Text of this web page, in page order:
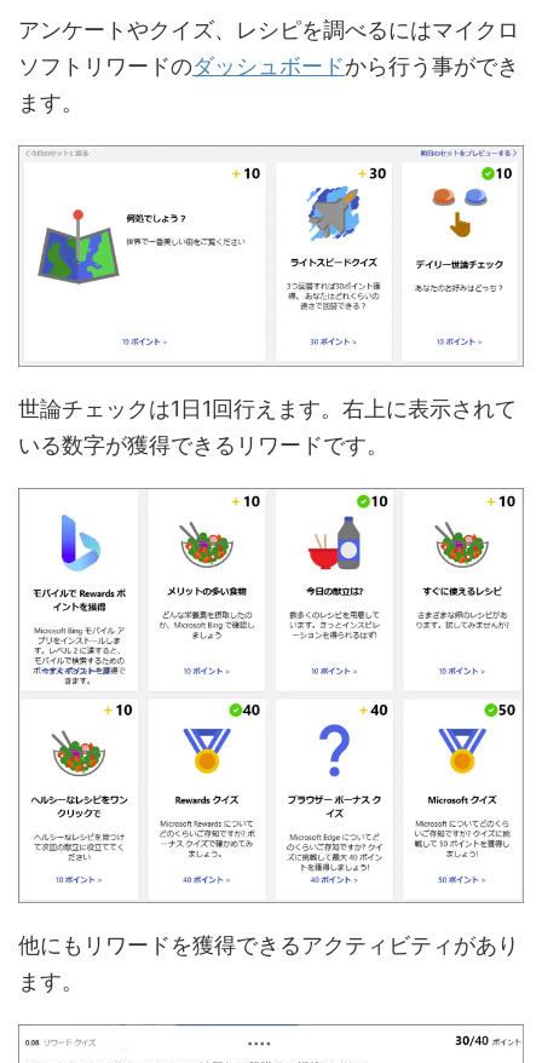
アンケートやクイズ、レシピを調べるにはマイクロ
ソフトリワードのダッシュボードから行う事ができ
ます。
世論チェックは1日1回行えます。右上に表示されて
いる数字が獲得できるリワードです。
他にもリワードを獲得できるアクティビティがあり
ます。